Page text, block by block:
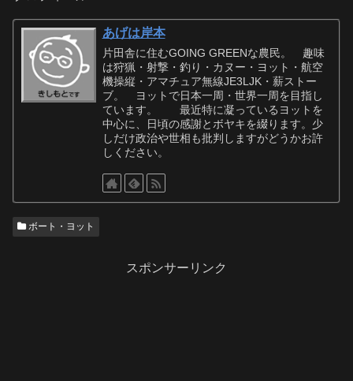
あげは岸本
片田舎に住むGOING GREENな農民。 趣味
は狩猟・射撃・釣り・カヌー・ヨット・航空
機操縦・アマチュア無線JE3LJK・薪ストー
ブ。 ヨットで日本一周・世界一周を目指し
ています。 最近特に凝っているヨットを
中心に、日頃の感謝とボヤキを綴ります。少
しだけ政治や世相も批判しますがどうかお許
しください。
ボート・ヨット
スポンサーリンク